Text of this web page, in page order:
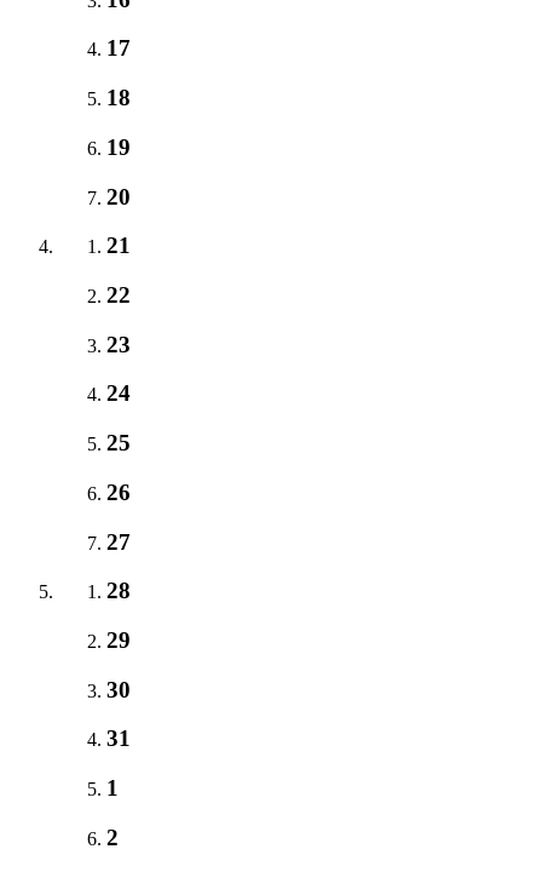
17
18
19
20
21
22
23
24
25
26
27
28
29
30
31
1
2